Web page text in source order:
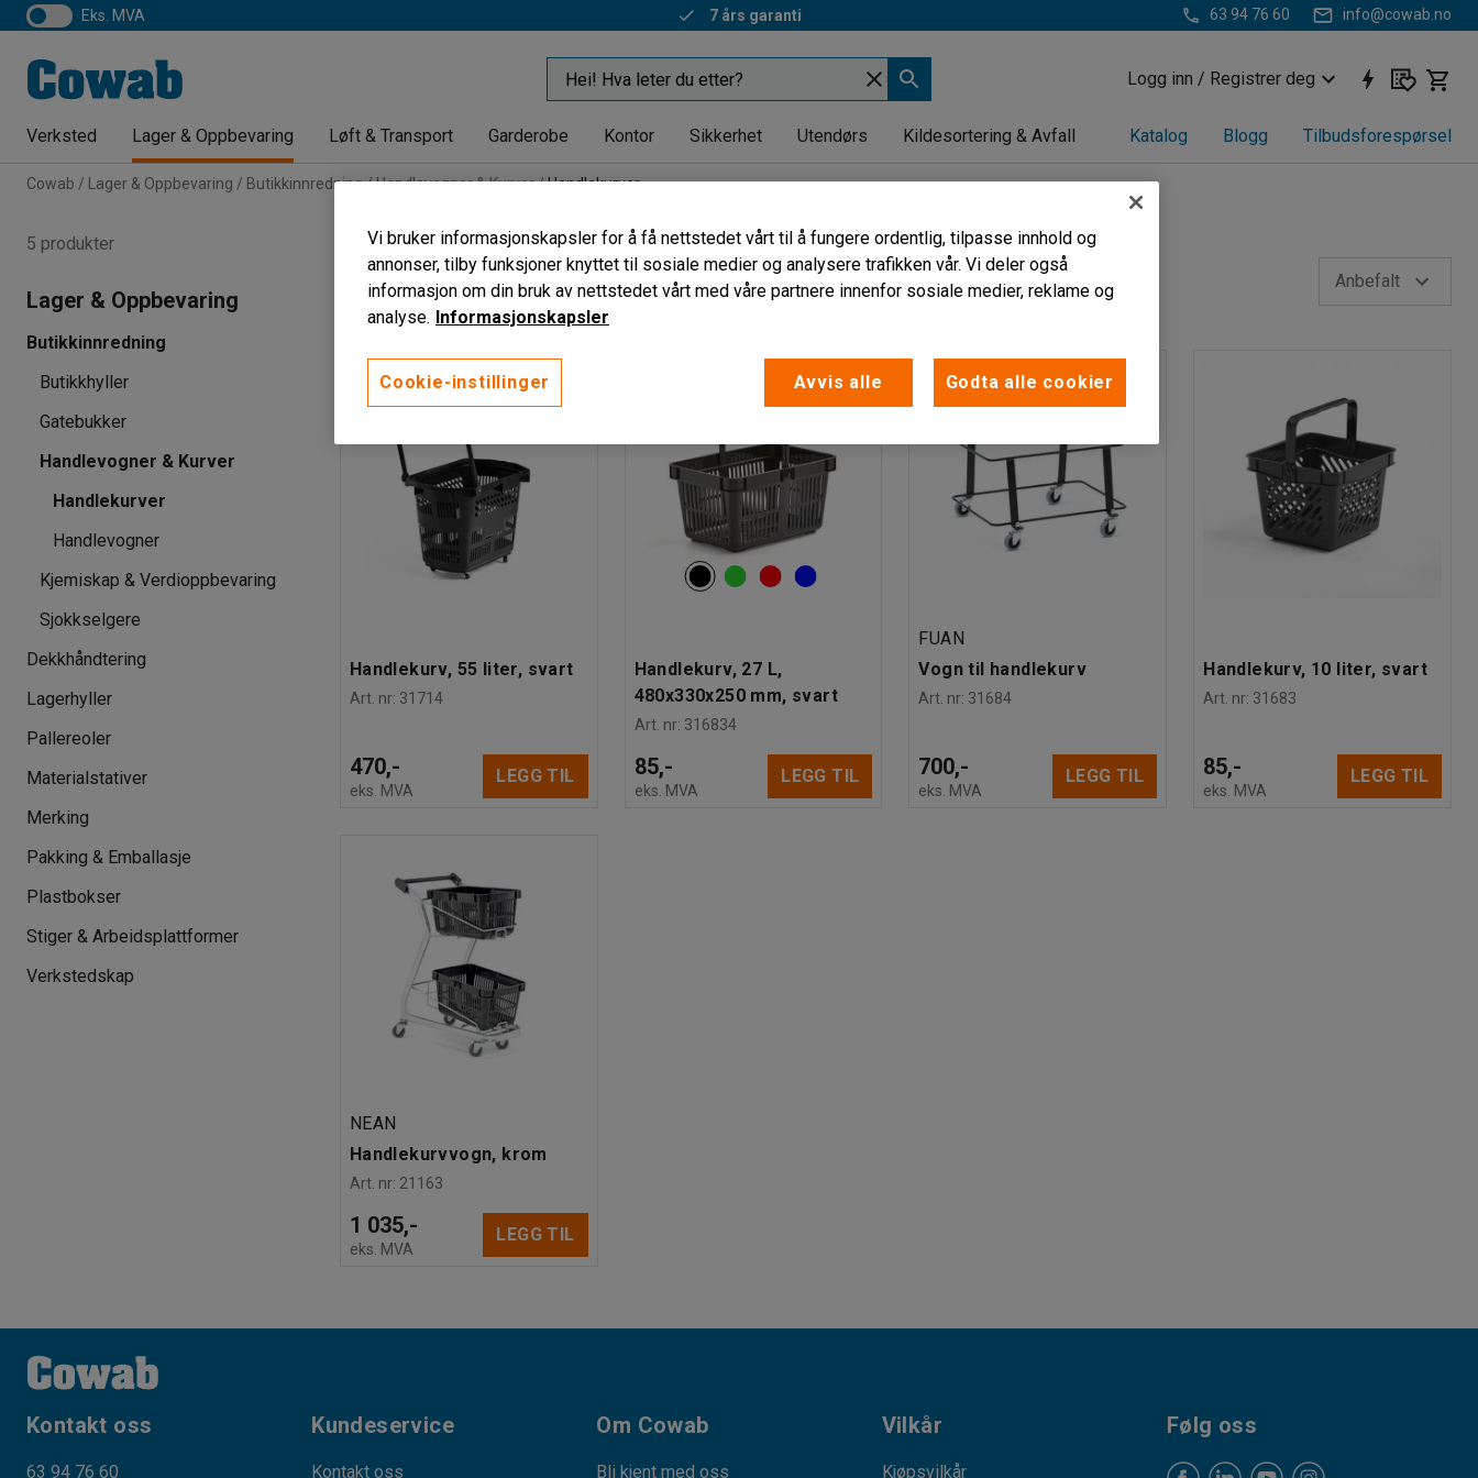
eks. MVA 7 års garanti 63 94 76 60 info@cowab.no
Logg inn / Registrer deg
Verksted Lager & Oppbevaring Løft & Transport Garderobe Kontor Sikkerhet Utendørs Kildesortering & Avfall Katalog Blogg Tilbudsforespørsel
Cowab Lager & Oppbevaring Butikkinnredning Handlevogner & Kurver Handlekurver
Handlekurver
Lengde Høyde Volum Anbefalt
Handlekurv, 55 liter, svart
Art. nr: 31714
470,-
eks. MVA
LEGG TIL
Handlekurv, 27 L,
480x330x250 mm, svart
Art. nr: 316834
85,-
eks. MVA
LEGG TIL
FUAN
Vogn til handlekurv
Art. nr: 31684
700,-
eks. MVA
LEGG TIL
Handlekurv, 10 liter, svart
Art. nr: 31683
85,-
eks. MVA
LEGG TIL
NEAN
Handlekurvvogn, krom
Art. nr: 21163
1 035,-
eks. MVA
LEGG TIL
5 produkter
Lager & Oppbevaring
Butikkinnredning
Butikkhyller
Gatebukker
Handlevogner & Kurver
Handlekurver
Handlevogner
Kjemiskap & Verdioppbevaring
Sjokkselgere
Dekkhåndtering
Lagerhyller
Pallereoler
Materialstativer
Merking
Pakking & Emballasje
Plastbokser
Stiger & Arbeidsplattformer
Verkstedskap
Kontakt oss
63 94 76 60
Kundeservice
Kontakt oss
Om Cowab
Bli kjent med oss
Vilkår
Kjøpsvilkår
Følg oss
Vi bruker informasjonskapsler for å få nettstedet vårt til å fungere ordentlig, tilpasse innhold og
annonser, tilby funksjoner knyttet til sosiale medier og analysere trafikken vår. Vi deler også
informasjon om din bruk av nettstedet vårt med våre partnere innenfor sosiale medier, reklame og
analyse. Informasjonskapsler
Cookie-instillinger Avvis alle Godta alle cookier